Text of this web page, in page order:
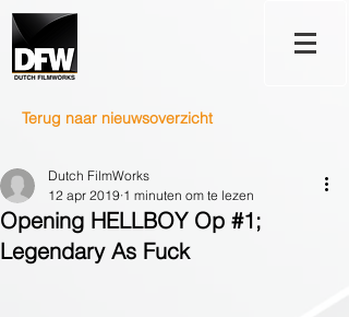
Terug naar nieuwsoverzicht
Opening HELLBOY Op #1;
Legendary As Fuck
Dutch FilmWorks
12 apr 2019 1 minuten om te lezen